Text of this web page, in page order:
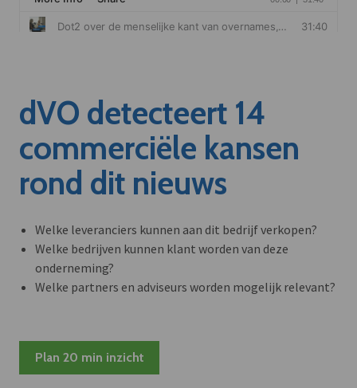
dVO detecteert 14
commerciële kansen
rond dit nieuws
Welke leveranciers kunnen aan dit bedrijf verkopen?
Welke bedrijven kunnen klant worden van deze
onderneming?
Welke partners en adviseurs worden mogelijk relevant?
Plan 20 min inzicht